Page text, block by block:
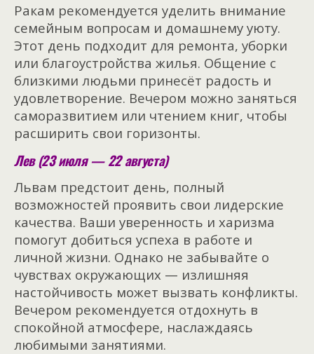
Ракам рекомендуется уделить внимание
семейным вопросам и домашнему уюту.
Этот день подходит для ремонта, уборки
или благоустройства жилья. Общение с
близкими людьми принесёт радость и
удовлетворение. Вечером можно заняться
саморазвитием или чтением книг, чтобы
расширить свои горизонты.
Лев (23 июля — 22 августа)
Львам предстоит день, полный
возможностей проявить свои лидерские
качества. Ваши уверенность и харизма
помогут добиться успеха в работе и
личной жизни. Однако не забывайте о
чувствах окружающих — излишняя
настойчивость может вызвать конфликты.
Вечером рекомендуется отдохнуть в
спокойной атмосфере, наслаждаясь
любимыми занятиями.